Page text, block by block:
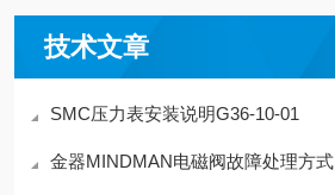
技术文章
SMC压力表安装说明G36-10-01
金器MINDMAN电磁阀故障处理方式